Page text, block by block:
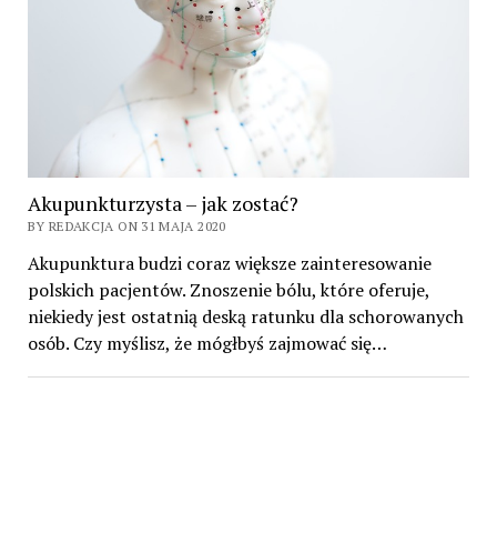
Akupunkturzysta – jak zostać?
BY REDAKCJA ON 31 MAJA 2020
Akupunktura budzi coraz większe zainteresowanie
polskich pacjentów. Znoszenie bólu, które oferuje,
niekiedy jest ostatnią deską ratunku dla schorowanych
osób. Czy myślisz, że mógłbyś zajmować się…